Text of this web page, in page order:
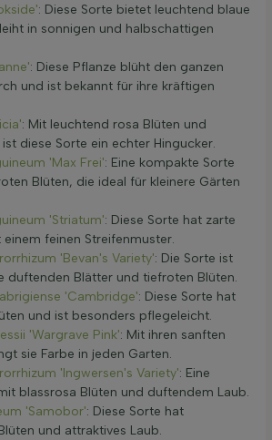
: Diese Sorte bietet leuchtend blaue
in sonnigen und halbschattigen
: Diese Pflanze blüht den ganzen
und ist bekannt für ihre kräftigen
: Mit leuchtend rosa Blüten und
diese Sorte ein echter Hingucker.
'Max Frei': Eine kompakte Sorte
Blüten, die ideal für kleinere Gärten
'Striatum': Diese Sorte hat zarte
feinen Streifenmuster.
'Bevan's Variety': Die Sorte ist
duftenden Blätter und tiefroten Blüten.
'Cambridge': Diese Sorte hat
und ist besonders pflegeleicht.
'Wargrave Pink': Mit ihren sanften
sie Farbe in jeden Garten.
'Ingwersen's Variety': Eine
blassrosa Blüten und duftendem Laub.
'Samobor': Diese Sorte hat
und attraktives Laub.